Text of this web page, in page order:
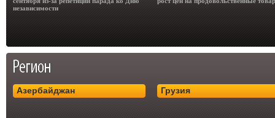
независимости
Азербайджан Грузия